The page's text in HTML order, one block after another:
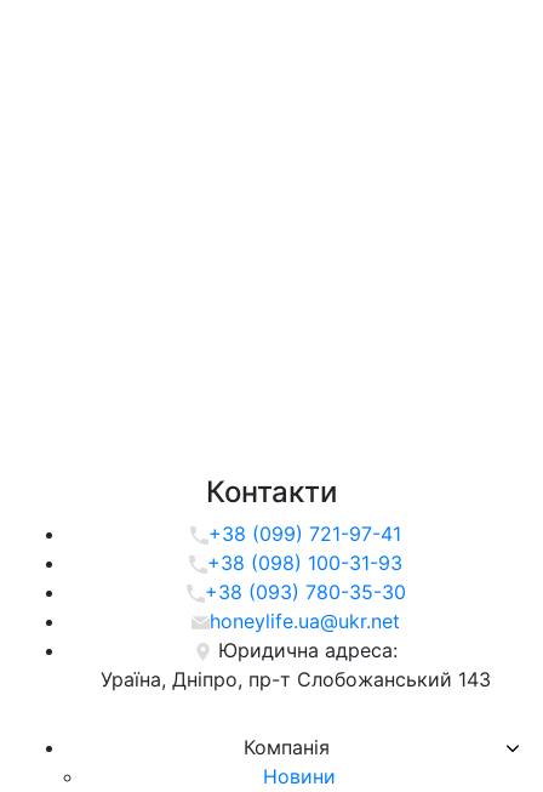
Компанія
Новини
Контакти
+38 (099) 721-97-41
+38 (098) 100-31-93
+38 (093) 780-35-30
honeylife.ua@ukr.net
Юридична адреса:
Ураїна, Дніпро, пр-т Слобожанський 143